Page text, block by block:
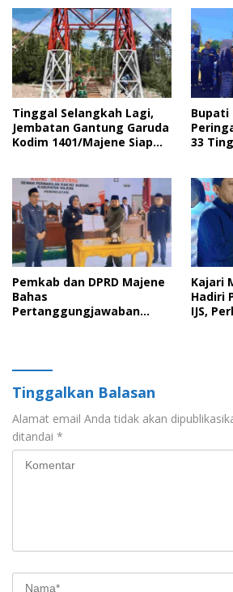
Tinggal Selangkah Lagi,
Jembatan Gantung Garuda
Kodim 1401/Majene Siap
Bupati
33
Pemkab dan DPRD Majene
Bahas
Pertanggungjawaban
Kajari
Hadiri
IJS,
Tinggalkan Balasan
Alamat email Anda tidak akan
ditandai *